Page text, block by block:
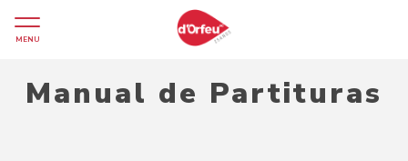
MENU
Manual de Partituras